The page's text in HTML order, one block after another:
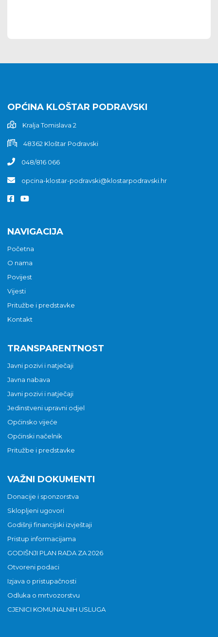
OPĆINA KLOŠTAR PODRAVSKI
Kralja Tomislava 2
48362 Kloštar Podravski
048/816 066
opcina-klostar-podravski@klostarpodravski.hr
NAVIGACIJA
Početna
O nama
Povijest
Vijesti
Pritužbe i predstavke
Kontakt
TRANSPARENTNOST
Javni pozivi i natječaji
Javna nabava
Javni pozivi i natječaji
Jedinstveni upravni odjel
Općinsko vijeće
Općinski načelnik
Pritužbe i predstavke
VAŽNI DOKUMENTI
Donacije i sponzorstva
Sklopljeni ugovori
Godišnji financijski izvještaji
Pristup informacijama
GODIŠNJI PLAN RADA ZA 2026
Otvoreni podaci
Izjava o pristupačnosti
Odluka o mrtvozorstvu
CJENICI KOMUNALNIH USLUGA